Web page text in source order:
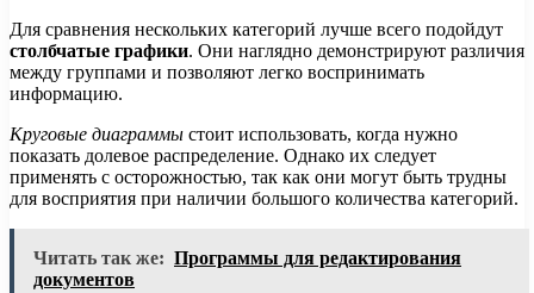
Для сравнения нескольких категорий лучше всего подойдут
столбчатые графики. Они наглядно демонстрируют различия
между группами и позволяют легко воспринимать
информацию.
Круговые диаграммы стоит использовать, когда нужно
показать долевое распределение. Однако их следует
применять с осторожностью, так как они могут быть трудны
для восприятия при наличии большого количества категорий.
Читать так же: Программы для редактирования
документов